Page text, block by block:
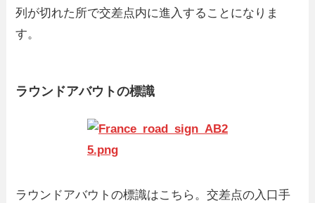
列が切れた所で交差点内に進入することになりま
す。
ラウンドアバウトの標識
ラウンドアバウトの標識はこちら。交差点の入口手